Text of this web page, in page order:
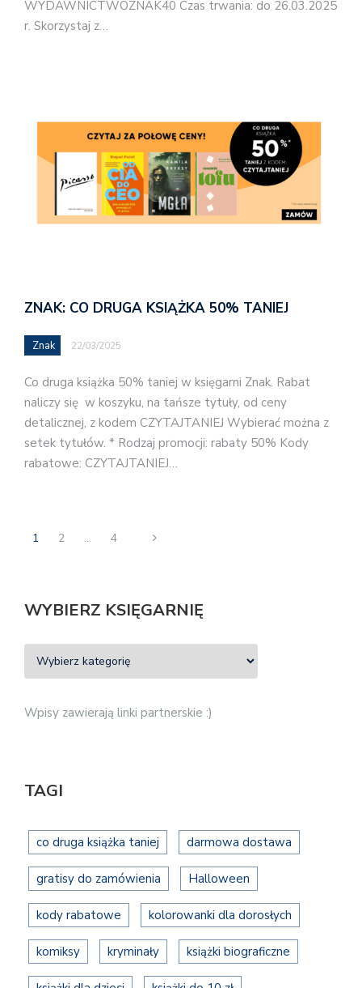
WYDAWNICTWOZNAK40 Czas trwania: do 26.03.2025
r. Skorzystaj z…
ZNAK: CO DRUGA KSIĄŻKA 50% TANIEJ
Znak 22/03/2025
Co druga książka 50% taniej w księgarni Znak. Rabat
naliczy się w koszyku, na tańsze tytuły, od ceny
detalicznej, z kodem CZYTAJTANIEJ Wybierać można z
setek tytułów. * Rodzaj promocji: rabaty 50% Kody
rabatowe: CZYTAJTANIEJ…
1 2 … 4
WYBIERZ KSIĘGARNIĘ
Wpisy zawierają linki partnerskie :)
TAGI
co druga książka taniej darmowa dostawa
gratisy do zamówienia Halloween
kody rabatowe kolorowanki dla dorosłych
komiksy kryminały książki biograficzne